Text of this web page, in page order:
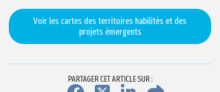
Voir les cartes des territoires habilités et des
projets émergents
PARTAGER CET ARTICLE SUR :